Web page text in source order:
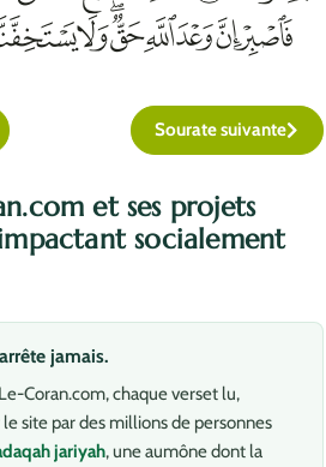
Sourate suivante
et ses projets
socialement
jamais.
Coran.com, chaque verset lu,
site par des millions de personnes
jariyah, une aumône dont la